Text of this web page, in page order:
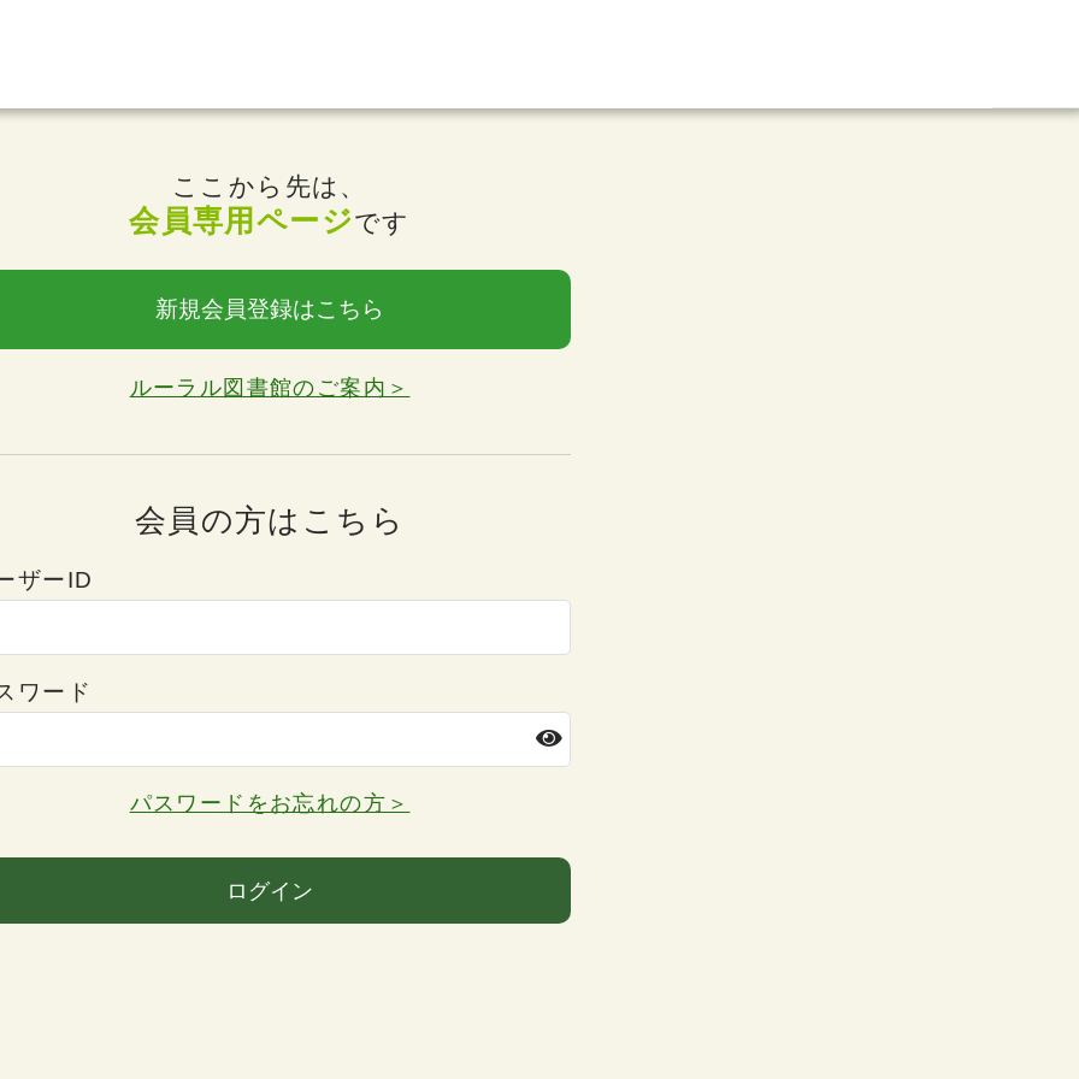
ここから先は、
会員専用ページです
新規会員登録はこちら
ルーラル図書館のご案内＞
会員の方はこちら
ザーID
ワード
パスワードをお忘れの方＞
ログイン